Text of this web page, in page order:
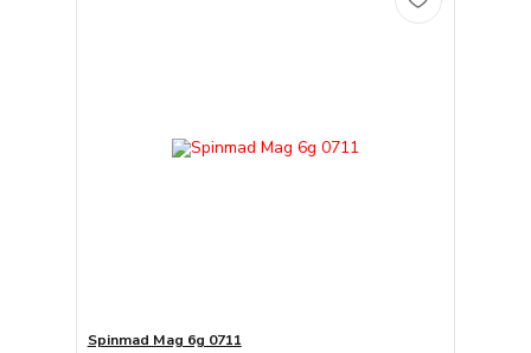
Spinmad Mag 6g 0711